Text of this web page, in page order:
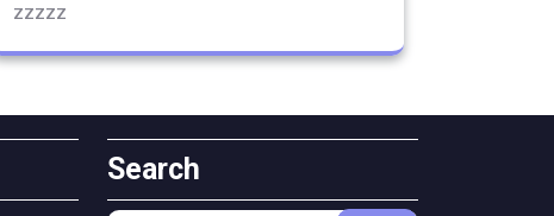
zzzzz
Search